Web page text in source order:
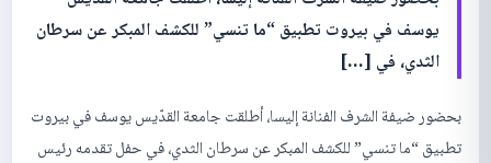
يوسف في بيروت تطبيق “ما تنسي” للكشف المبكر عن سرطان
الثدي، في […]
بحضور ضيفة الشرف الفنانة إليسا، أطلقت جامعة القدّيس يوسف في بيروت
تطبيق “ما تنسي” للكشف المبكر عن سرطان الثدي، في حفل تقدمه رئيس